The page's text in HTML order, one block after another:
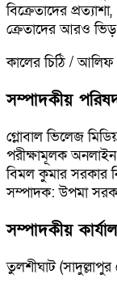
বিক্রেতাদের
ক্রেতাদের আরও
কালের চিঠি / আলিফ
সম্পাদকীয়
গ্লোবাল ভিলেজ
পরীক্ষামূলক
বিমল কুমার সরকার
সম্পাদক: উপমা
সম্পাদকীয়
তুলশীঘাট (সাদুল্লাপুর